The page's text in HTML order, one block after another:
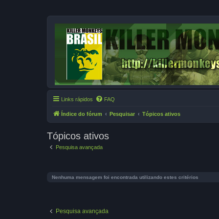
Links rápidos FAQ
Índice do fórum Pesquisar Tópicos ativos
Tópicos ativos
Pesquisa avançada
Nenhuma mensagem foi encontrada utilizando estes critérios
Pesquisa avançada